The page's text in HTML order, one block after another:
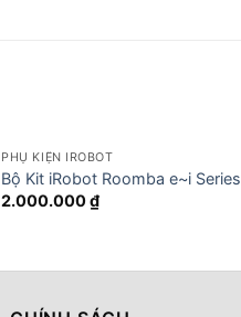
PHỤ KIỆN IROBOT
Bộ Kit iRobot Roomba e~i Series
2.000.000₫